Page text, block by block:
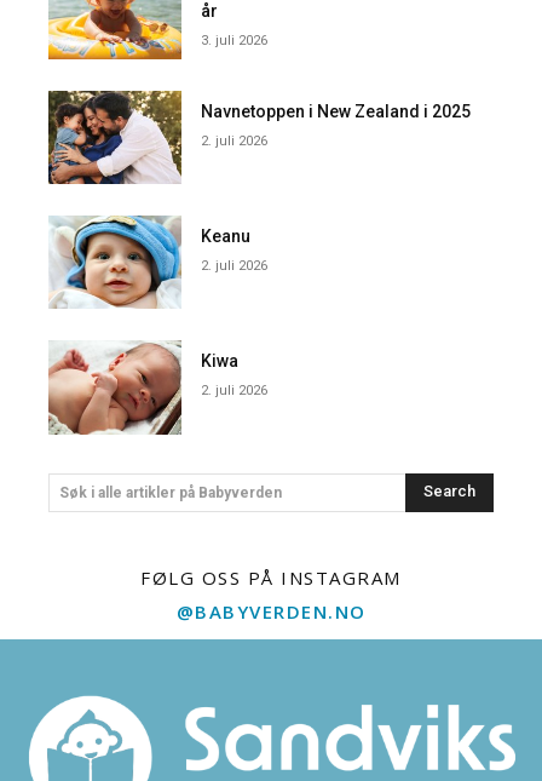
år
3. juli 2026
Navnetoppen i New Zealand i 2025
2. juli 2026
Keanu
2. juli 2026
Kiwa
2. juli 2026
Søk i alle artikler på Babyverden Search
FØLG OSS PÅ INSTAGRAM
@BABYVERDEN.NO